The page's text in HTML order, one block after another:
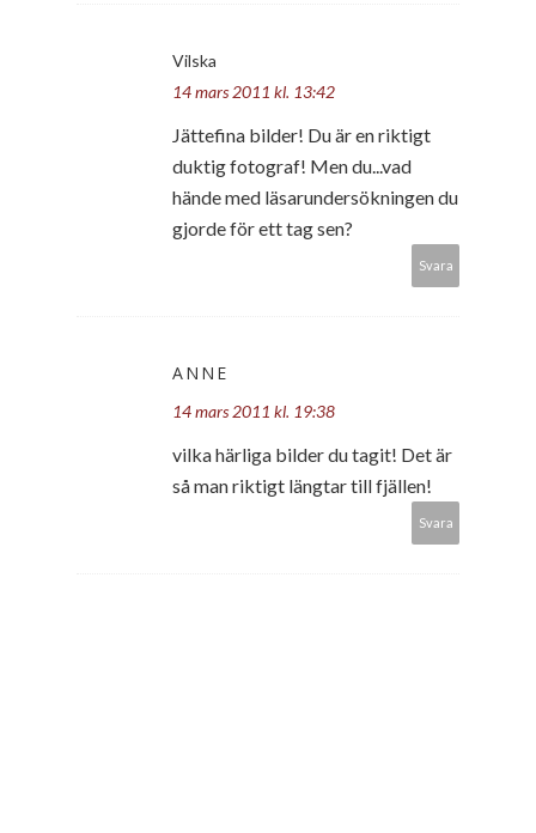
Vilska
14 mars 2011 kl. 13:42
Jättefina bilder! Du är en riktigt
duktig fotograf! Men du...vad
hände med läsarundersökningen du
gjorde för ett tag sen?
Svara
ANNE
14 mars 2011 kl. 19:38
vilka härliga bilder du tagit! Det är
så man riktigt längtar till fjällen!
Svara